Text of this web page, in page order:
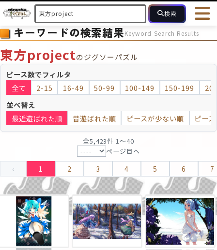
検索
HOME 会員登録
ログイン
最近投稿され
ピース数 2～15 16～49 50～99 100
モザイク モザイクのみ
キーワードの検索結果Keyword Search Results
東方projectのジグソーパズル
ピース数でフィルタ
全て
2-15 16-49 50-99 100-149 150-199
並べ替え
最近遊ばれた順
昔遊ばれた順 ピースが少ない順 ピー
全5,423件 1〜40
ページ目へ
‹ 1 2 3 4 5 6 7